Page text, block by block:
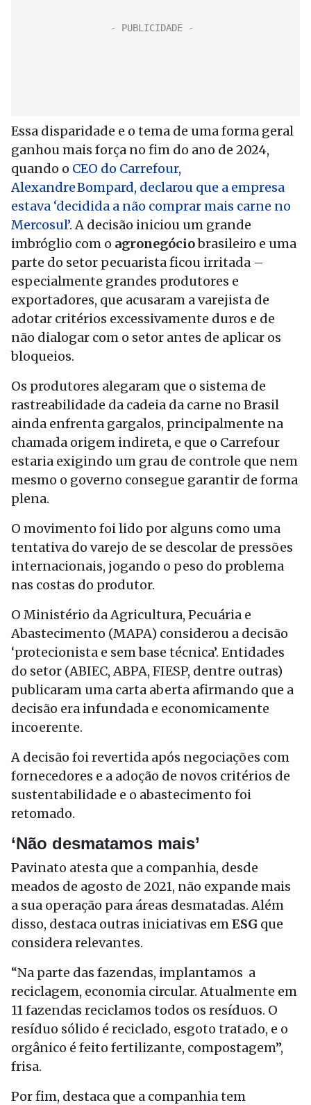
Essa disparidade e o tema de uma forma geral
ganhou mais força no fim do ano de 2024,
quando o CEO do Carrefour,
Alexandre Bompard, declarou que a empresa
estava ‘decidida a não comprar mais carne no
Mercosul’. A decisão iniciou um grande
imbróglio com o agronegóciobrasileiro e uma
parte do setor pecuarista ficou irritada –
especialmente grandes produtores e
exportadores, que acusaram a varejista de
adotar critérios excessivamente duros e de
não dialogar com o setor antes de aplicar os
bloqueios.
Os produtores alegaram que o sistema de
rastreabilidade da cadeia da carne no Brasil
ainda enfrenta gargalos, principalmente na
chamada origem indireta, e que o Carrefour
estaria exigindo um grau de controle que nem
mesmo o governo consegue garantir de forma
plena.
O movimento foi lido por alguns como uma
tentativa do varejo de se descolar de pressões
internacionais, jogando o peso do problema
nas costas do produtor.
O Ministério da Agricultura, Pecuária e
Abastecimento (MAPA) considerou a decisão
‘protecionista e sem base técnica’. Entidades
do setor (ABIEC, ABPA, FIESP, dentre outras)
publicaram uma carta aberta afirmando que a
decisão era infundada e economicamente
incoerente.
A decisão foi revertida após negociações com
fornecedores e a adoção de novos critérios de
sustentabilidade e o abastecimento foi
retomado.
‘Não desmatamos mais’
Pavinato atesta que a companhia, desde
meados de agosto de 2021, não expande mais
a sua operação para áreas desmatadas. Além
disso, destaca outras iniciativas emESG que
considera relevantes.
“Na parte das fazendas, implantamos a
reciclagem, economia circular. Atualmente em
11 fazendas reciclamos todos os resíduos. O
resíduo sólido é reciclado, esgoto tratado, e o
orgânico é feito fertilizante, compostagem”,
frisa.
Por fim, destaca que a companhia tem